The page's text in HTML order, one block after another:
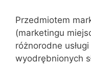
Przedmiotem
(marketingu
różnorodne
wyodrębnionych